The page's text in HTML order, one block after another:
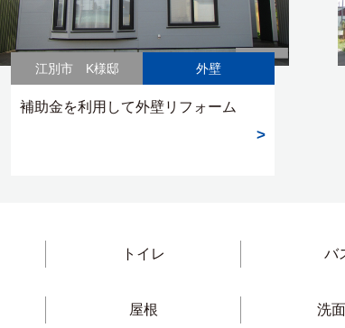
江別市 K様邸 外壁
補助金を利用して外壁リフォーム
トイレ バ
屋根 洗